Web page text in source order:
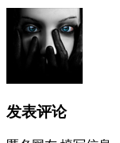
发表评论